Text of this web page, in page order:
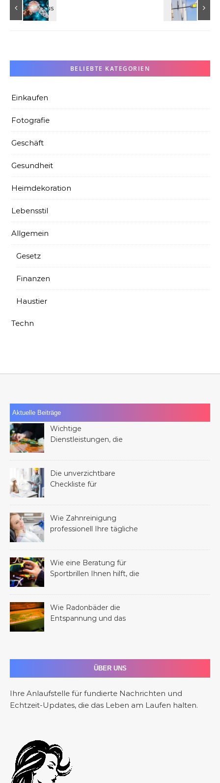
BELIEBTE KATEGORIEN
Einkaufen
Fotografie
Geschäft
Gesundheit
Heimdekoration
Lebensstil
Allgemein
Gesetz
Finanzen
Haustier
Techn
Aktuelle Beiträge
Wichtige
Dienstleistungen, die
eines Familienmitglieds
helfen können
Die unverzichtbare
Checkliste für
jedem Bauprojekt
Wie Zahnreinigung
professionell Ihre tägliche
kann
Wie eine Beratung für
Sportbrillen Ihnen hilft, die
Sport zu finden
Wie Radonbäder die
Entspannung und das
ÜBER UNS
Ihre Anlaufstelle für fundierte Nachrichten und
Echtzeit-Updates, die das Leben am Laufen halten.